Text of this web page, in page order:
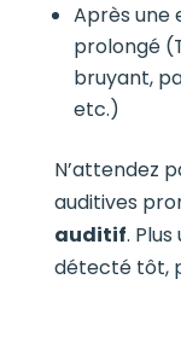
Après une
prolongé
bruyant,
etc.)
N’attendez
auditives
auditif.
détecté tôt,